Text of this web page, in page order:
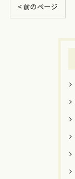
< 前のページ